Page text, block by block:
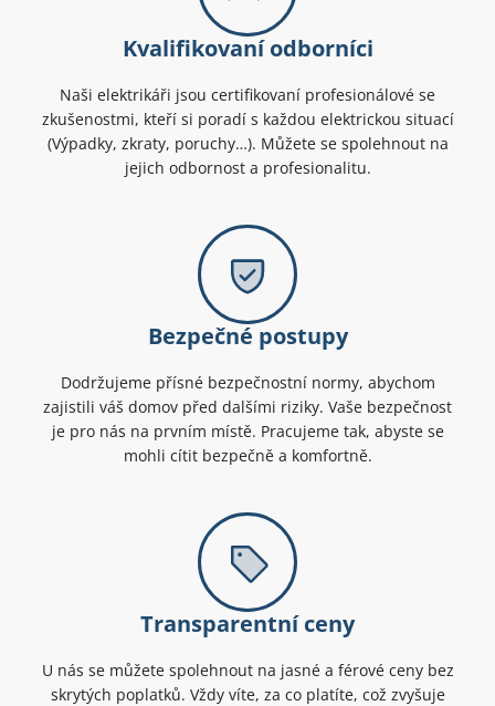
Kvalifikovaní odborníci
Naši elektrikáři jsou certifikovaní profesionálové se
zkušenostmi, kteří si poradí s každou elektrickou situací
(Výpadky, zkraty, poruchy…). Můžete se spolehnout na
jejich odbornost a profesionalitu.
Bezpečné postupy
Dodržujeme přísné bezpečnostní normy, abychom
zajistili váš domov před dalšími riziky. Vaše bezpečnost
je pro nás na prvním místě. Pracujeme tak, abyste se
mohli cítit bezpečně a komfortně.
Transparentní ceny
U nás se můžete spolehnout na jasné a férové ceny bez
skrytých poplatků. Vždy víte, za co platíte, což zvyšuje